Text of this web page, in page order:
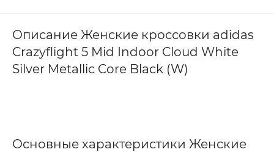
Описание Женские кроссовки adidas
Crazyflight 5 Mid Indoor Cloud White
Silver Metallic Core Black (W)
Основные характеристики Женские